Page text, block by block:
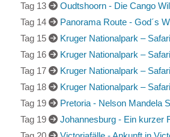
Tag 13
Oudtshoorn - Die Cango
Tag 14
Panorama Route - God´s
Tag 15
Kruger Nationalpark –
Tag 16
Kruger Nationalpark –
Tag 17
Kruger Nationalpark –
Tag 18
Kruger Nationalpark –
Tag 19
Pretoria - Nelson Mandela
Tag 19
Johannesburg - Ein kurzer